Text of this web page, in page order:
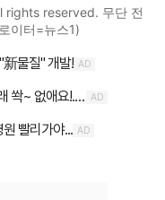
reserved. 무단 전
이터=뉴스1)